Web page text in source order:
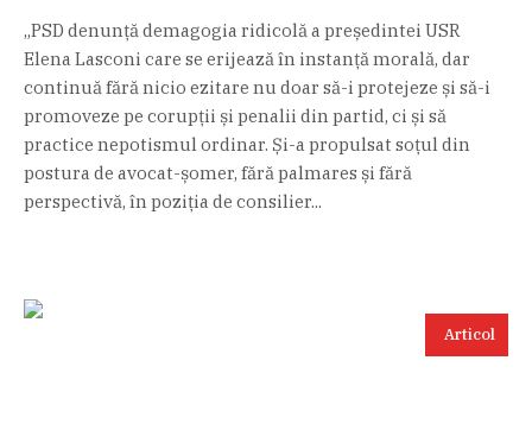
„PSD denunță demagogia ridicolă a președintei USR
Elena Lasconi care se erijează în instanță morală, dar
continuă fără nicio ezitare nu doar să-i protejeze și să-i
promoveze pe corupții și penalii din partid, ci și să
practice nepotismul ordinar. Și-a propulsat soțul din
postura de avocat-șomer, fără palmares și fără
perspectivă, în poziția de consilier...
Articol